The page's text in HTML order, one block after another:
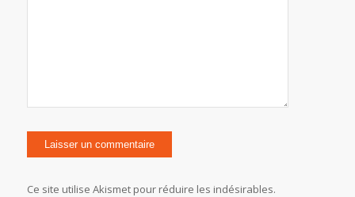
Ce site utilise Akismet pour réduire les indésirables.